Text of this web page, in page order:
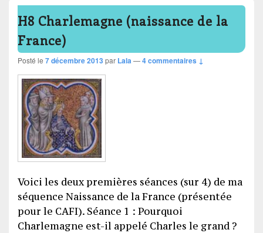
H8 Charlemagne (naissance de la
France)
Posté le 7 décembre 2013 par Lala —4 commentaires ↓
Voici les deux premières séances (sur 4) de ma
séquence Naissance de la France (présentée
pour le CAFI). Séance 1 : Pourquoi
Charlemagne est-il appelé Charles le grand ?